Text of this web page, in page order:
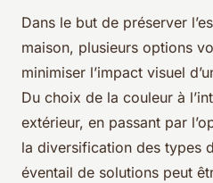
Dans le but de préserver
maison, plusieurs options
minimiser l’impact visuel
Du choix de la couleur à
extérieur, en passant par
la diversification des types
éventail de solutions peut